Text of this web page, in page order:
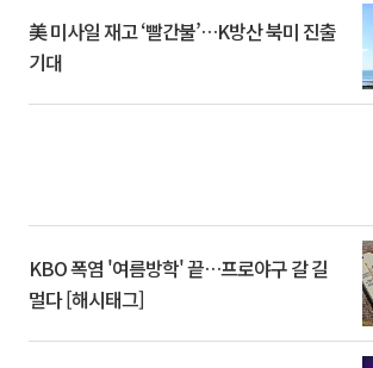
美 미사일 재고 ‘빨간불’…K방산 북미 진출
기대
KBO 폭염 '여름방학' 끝…프로야구 갈 길
멀다 [해시태그]